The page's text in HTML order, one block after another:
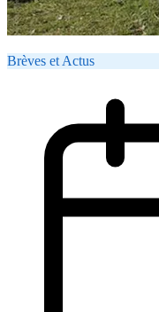
Brèves et Actus